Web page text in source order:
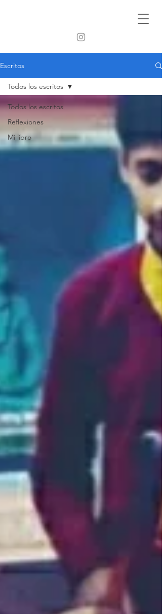
Escritos
Todos los escritos
Reflexiones
Mi libro
Todos los escritos